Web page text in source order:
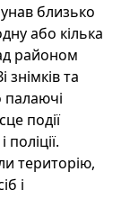
близько
або кілька
районом
знімків та
палаючі
події
територію,
і